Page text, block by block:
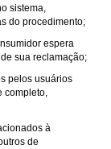
sistema,
do procedimento;
espera
sua reclamação;
pelos usuários
completo,
à
de